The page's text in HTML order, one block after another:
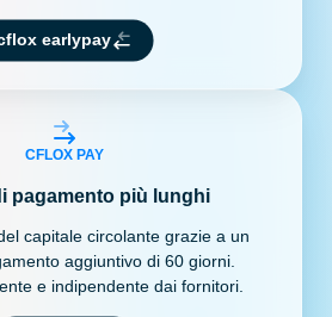
earlypay
CFLOX PAY
pagamento più lunghi
capitale circolante grazie a un
aggiuntivo di 60 giorni.
e indipendente dai fornitori.